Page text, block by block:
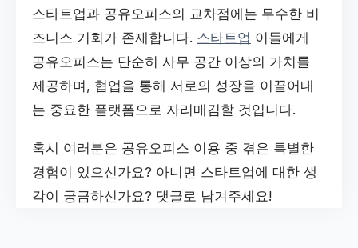
스타트업과 공유오피스의 교차점에는 무수한 비
즈니스 기회가 존재합니다. 스타트업 이들에게
공유오피스는 단순히 사무 공간 이상의 가치를
제공하며, 협업을 통해 서로의 성장을 이끌어내
는 중요한 플랫폼으로 자리매김할 것입니다.
혹시 여러분은 공유오피스 이용 중 겪은 특별한
경험이 있으신가요? 아니면 스타트업에 대한 생
각이 궁금하신가요? 댓글로 남겨주세요!